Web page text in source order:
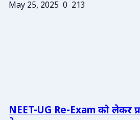
May 25, 2025 0 213
NEET-UG Re-Exam को लेकर